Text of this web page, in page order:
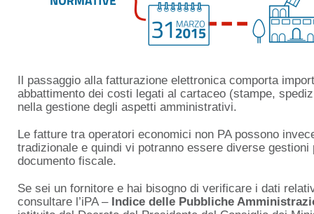
Il passaggio alla fatturazione elettronica comporta
abbattimento dei costi legati al cartaceo (stampe,
nella gestione degli aspetti amministrativi.
Le fatture tra operatori economici non PA possono
tradizionale e quindi vi potranno essere diverse
documento fiscale.
Se sei un fornitore e hai bisogno di verificare i dati
consultare l’iPA – Indice delle Pubbliche